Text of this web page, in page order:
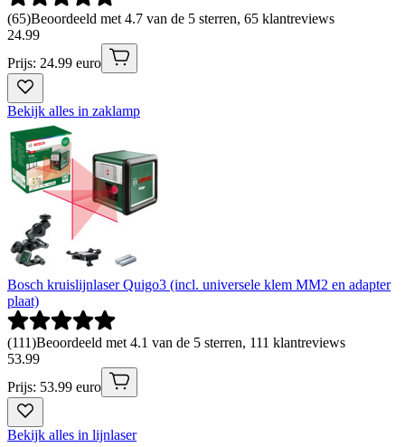
(65)Beoordeeld met 4.7 van de 5 sterren, 65 klantreviews
24.99
Prijs: 24.99 euro
Bekijk alles in zaklamp
Bosch kruislijnlaser Quigo3 (incl. universele klem MM2 en adapter
plaat)
(111)Beoordeeld met 4.1 van de 5 sterren, 111 klantreviews
53.99
Prijs: 53.99 euro
Bekijk alles in lijnlaser